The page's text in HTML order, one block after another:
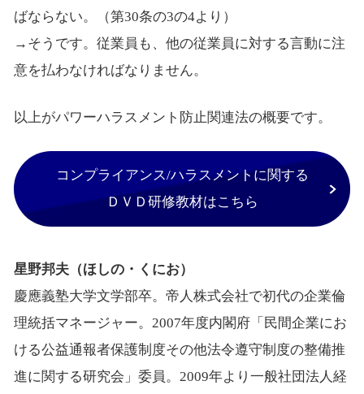
ばならない。（第30条の3の4より）
→そうです。従業員も、他の従業員に対する言動に注
意を払わなければなりません。
以上がパワーハラスメント防止関連法の概要です。
コンプライアンス/ハラスメントに関する
ＤＶＤ研修教材はこちら
星野邦夫（ほしの・くにお）
慶應義塾大学文学部卒。帝人株式会社で初代の企業倫
理統括マネージャー。2007年度内閣府「民間企業にお
ける公益通報者保護制度その他法令遵守制度の整備推
進に関する研究会」委員。2009年より一般社団法人経